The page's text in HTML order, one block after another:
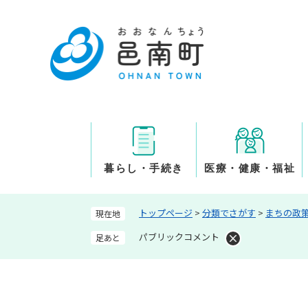
暮らし・手続き 医療・健康・福祉
現在地 トップページ > 分類でさがす > まちの政
足あと パブリックコメント